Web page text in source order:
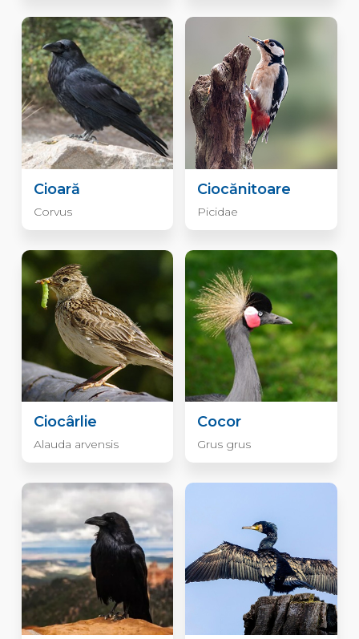
Cioară
Corvus
Ciocănitoare
Picidae
Ciocârlie
Alauda arvensis
Cocor
Grus grus